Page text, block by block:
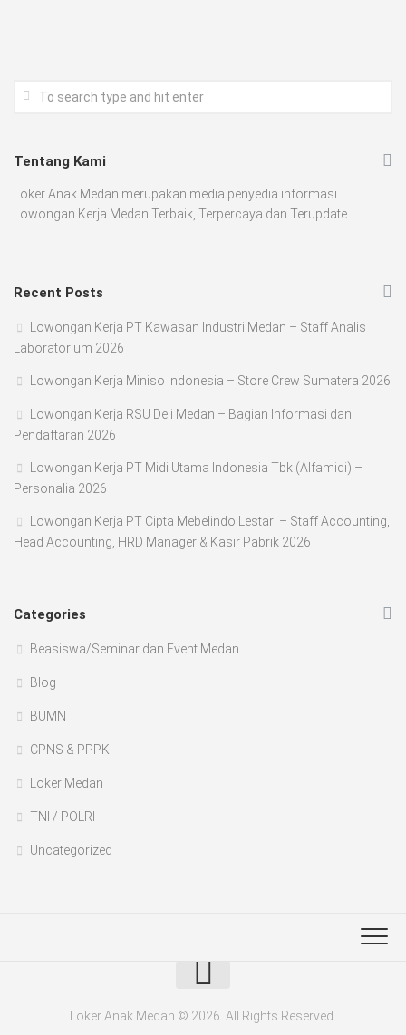
Tentang Kami
Loker Anak Medan merupakan media penyedia informasi
Lowongan Kerja Medan Terbaik, Terpercaya dan Terupdate
Recent Posts
Lowongan Kerja PT Kawasan Industri Medan – Staff Analis
Laboratorium 2026
Lowongan Kerja Miniso Indonesia – Store Crew Sumatera 2026
Lowongan Kerja RSU Deli Medan – Bagian Informasi dan
Pendaftaran 2026
Lowongan Kerja PT Midi Utama Indonesia Tbk (Alfamidi) –
Personalia 2026
Lowongan Kerja PT Cipta Mebelindo Lestari – Staff Accounting,
Head Accounting, HRD Manager & Kasir Pabrik 2026
Categories
Beasiswa/Seminar dan Event Medan
Blog
BUMN
CPNS & PPPK
Loker Medan
TNI / POLRI
Uncategorized
Loker Anak Medan © 2026. All Rights Reserved.